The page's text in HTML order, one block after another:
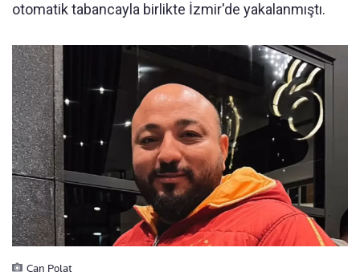
otomatik tabancayla birlikte İzmir'de yakalanmıştı.
Can Polat